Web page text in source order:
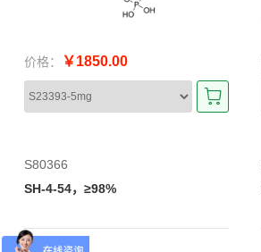
价格： ￥1850.00
S80366
SH-4-54，≥98%